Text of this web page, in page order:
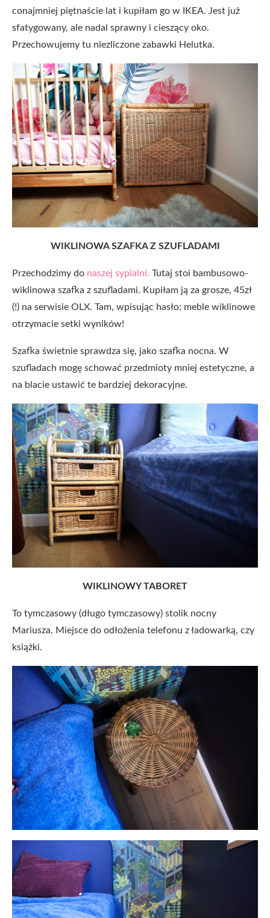
conajmniej piętnaście lat i kupiłam go w IKEA. Jest już
sfatygowany, ale nadal sprawny i cieszący oko.
Przechowujemy tu niezliczone zabawki Helutka.
WIKLINOWA SZAFKA Z SZUFLADAMI
Przechodzimy do naszej sypialni. Tutaj stoi bambusowo-
wiklinowa szafka z szufladami. Kupiłam ją za grosze, 45zł
(!) na serwisie OLX. Tam, wpisując hasło: meble wiklinowe
otrzymacie setki wyników!
Szafka świetnie sprawdza się, jako szafka nocna. W
szufladach mogę schować przedmioty mniej estetyczne, a
na blacie ustawić te bardziej dekoracyjne.
WIKLINOWY TABORET
To tymczasowy (długo tymczasowy) stolik nocny
Mariusza. Miejsce do odłożenia telefonu z ładowarką, czy
książki.